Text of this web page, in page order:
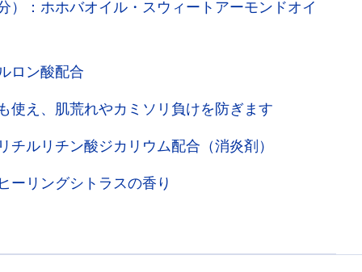
）：ホホバオイル・スウィートアーモンドオイ
ロン酸配合
使え、肌荒れやカミソリ負けを防ぎます
ルリチン酸ジカリウム配合（消炎剤）
ーリングシトラスの香り